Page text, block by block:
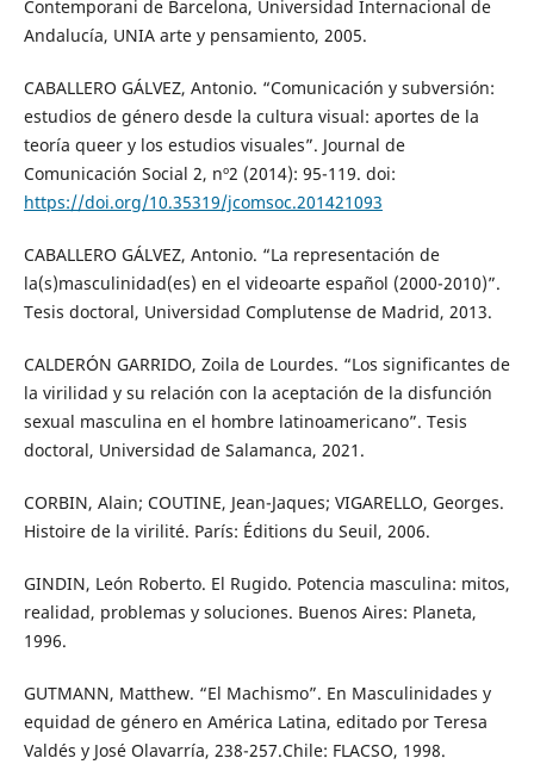
Contemporani de Barcelona, Universidad Internacional de
Andalucía, UNIA arte y pensamiento, 2005.
CABALLERO GÁLVEZ, Antonio. “Comunicación y subversión:
estudios de género desde la cultura visual: aportes de la
teoría queer y los estudios visuales”. Journal de
Comunicación Social 2, nº2 (2014): 95-119. doi:
https://doi.org/10.35319/jcomsoc.201421093
CABALLERO GÁLVEZ, Antonio. “La representación de
la(s)masculinidad(es) en el videoarte español (2000-2010)”.
Tesis doctoral, Universidad Complutense de Madrid, 2013.
CALDERÓN GARRIDO, Zoila de Lourdes. “Los significantes de
la virilidad y su relación con la aceptación de la disfunción
sexual masculina en el hombre latinoamericano”. Tesis
doctoral, Universidad de Salamanca, 2021.
CORBIN, Alain; COUTINE, Jean-Jaques; VIGARELLO, Georges.
Histoire de la virilité. París: Éditions du Seuil, 2006.
GINDIN, León Roberto. El Rugido. Potencia masculina: mitos,
realidad, problemas y soluciones. Buenos Aires: Planeta,
1996.
GUTMANN, Matthew. “El Machismo”. En Masculinidades y
equidad de género en América Latina, editado por Teresa
Valdés y José Olavarría, 238-257.Chile: FLACSO, 1998.